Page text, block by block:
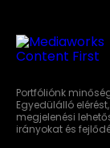
Portfóliónk
Egyedülálló
megjelenési
irányokat és